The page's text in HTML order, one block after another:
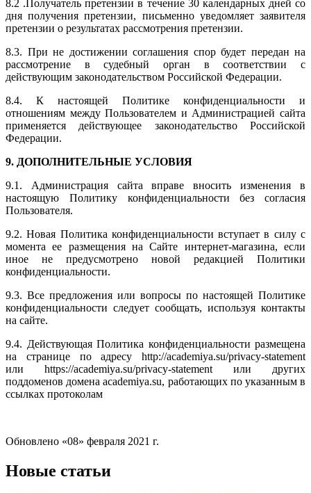
8.2 .Получатель претензии в течение 30 календарных дней со
дня получения претензии, письменно уведомляет заявителя
претензии о результатах рассмотрения претензии.
8.3. При не достижении соглашения спор будет передан на
рассмотрение в судебный орган в соответствии с
действующим законодательством Российской Федерации.
8.4. К настоящей Политике конфиденциальности и
отношениям между Пользователем и Администрацией сайта
применяется действующее законодательство Российской
Федерации.
9. ДОПОЛНИТЕЛЬНЫЕ УСЛОВИЯ
9.1. Администрация сайта вправе вносить изменения в
настоящую Политику конфиденциальности без согласия
Пользователя.
9.2. Новая Политика конфиденциальности вступает в силу с
момента ее размещения на Сайте интернет-магазина, если
иное не предусмотрено новой редакцией Политики
конфиденциальности.
9.3. Все предложения или вопросы по настоящей Политике
конфиденциальности следует сообщать, используя контакты
на сайте.
9.4. Действующая Политика конфиденциальности размещена
на странице по адресу http://academiya.su/privacy-statement
или https://academiya.su/privacy-statement или других
поддоменов домена academiya.su, работающих по указанным в
ссылках протоколам
Обновлено «08» февраля 2021 г.
Новые статьи